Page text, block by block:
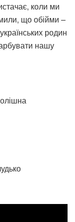
коли ми
що обійми –
родин
нашу